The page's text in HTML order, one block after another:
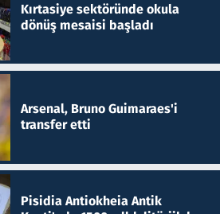
Kırtasiye sektöründe okula
dönüş mesaisi başladı
Arsenal, Bruno Guimaraes'i
transfer etti
Pisidia Antiokheia Antik